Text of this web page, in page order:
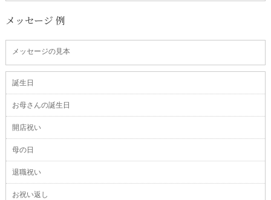
メッセージ 例
メッセージの見本
誕生日
お母さんの誕生日
開店祝い
母の日
退職祝い
お祝い返し